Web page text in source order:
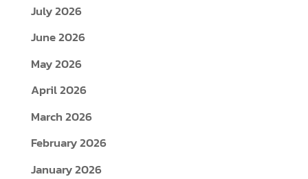
July 2026
June 2026
May 2026
April 2026
March 2026
February 2026
January 2026